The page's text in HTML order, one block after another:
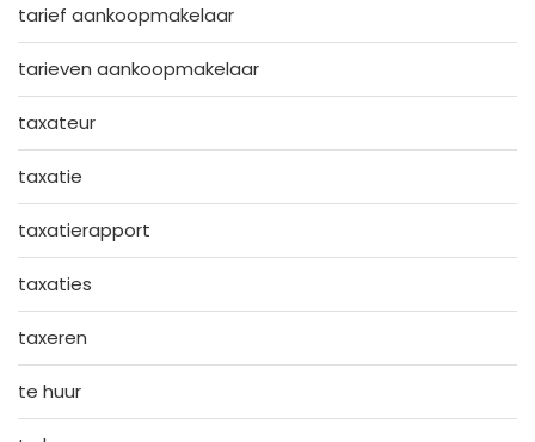
tarief aankoopmakelaar
tarieven aankoopmakelaar
taxateur
taxatie
taxatierapport
taxaties
taxeren
te huur